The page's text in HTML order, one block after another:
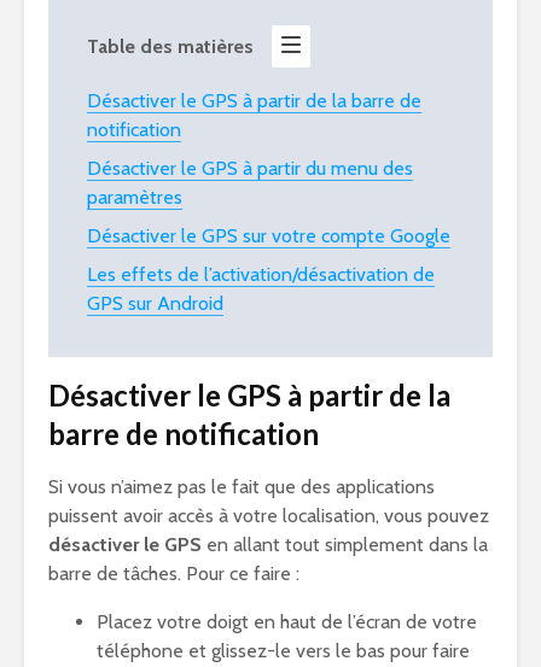
Table des matières
Désactiver le GPS à partir de la barre de
notification
Désactiver le GPS à partir du menu des
paramètres
Désactiver le GPS sur votre compte Google
Les effets de l’activation/désactivation de
GPS sur Android
Désactiver le GPS à partir de la
barre de notification
Si vous n’aimez pas le fait que des applications
puissent avoir accès à votre localisation, vous pouvez
désactiver le GPS en allant tout simplement dans la
barre de tâches. Pour ce faire :
Placez votre doigt en haut de l’écran de votre
téléphone et glissez-le vers le bas pour faire